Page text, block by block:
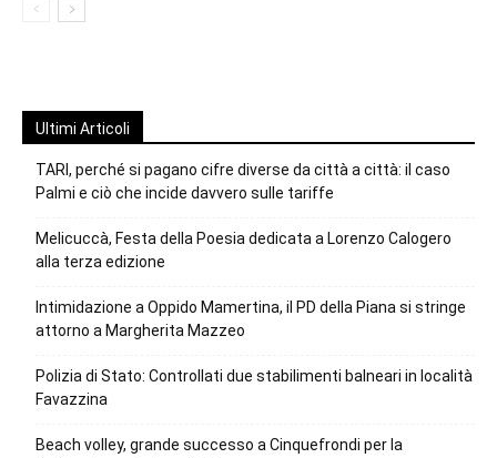
Ultimi Articoli
TARI, perché si pagano cifre diverse da città a città: il caso
Palmi e ciò che incide davvero sulle tariffe
Melicuccà, Festa della Poesia dedicata a Lorenzo Calogero
alla terza edizione
Intimidazione a Oppido Mamertina, il PD della Piana si stringe
attorno a Margherita Mazzeo
Polizia di Stato: Controllati due stabilimenti balneari in località
Favazzina
Beach volley, grande successo a Cinquefrondi per la